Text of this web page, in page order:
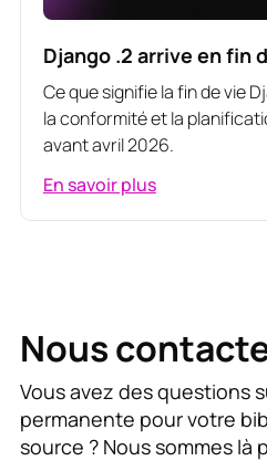
Django .2 arrive en fin
Ce que signifie la fin de vie
la conformité et la
avant avril 2026.
En savoir plus
Nous
Vous avez des questions
permanente pour votre
source ? Nous sommes là